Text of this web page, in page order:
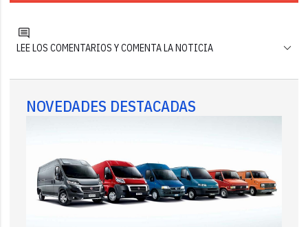
LEE LOS COMENTARIOS Y COMENTA LA NOTICIA
NOVEDADES DESTACADAS